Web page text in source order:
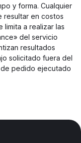
y forma. Cualquier
resultar en costos
limita a realizar las
del servicio
resultados
solicitado fuera del
pedido ejecutado